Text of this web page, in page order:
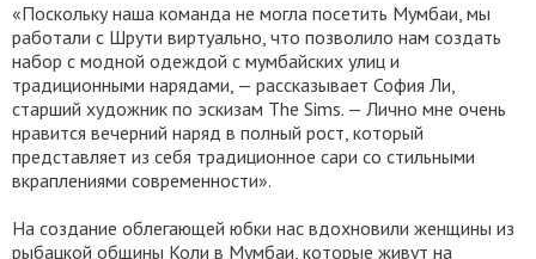
«Поскольку наша команда не могла посетить Мумбаи, мы
работали с Шрути виртуально, что позволило нам создать
набор с модной одеждой с мумбайских улиц и
традиционными нарядами, — рассказывает София Ли,
старший художник по эскизам The Sims. — Лично мне очень
нравится вечерний наряд в полный рост, который
представляет из себя традиционное сари со стильными
вкраплениями современности».
На создание облегающей юбки нас вдохновили женщины из
рыбацкой общины Коли в Мумбаи, которые живут на